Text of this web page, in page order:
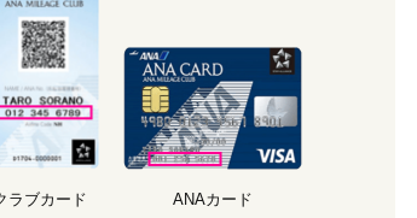
ラブカード ANAカード